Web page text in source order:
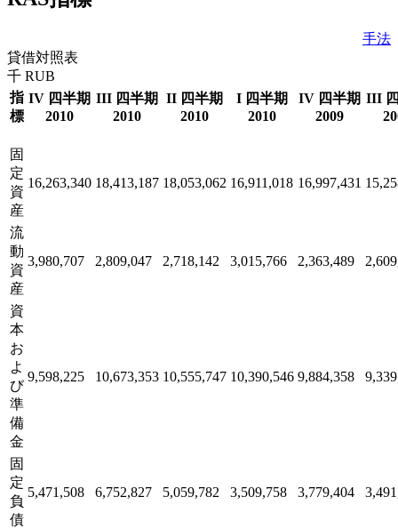
手法
貸借対照表
千 RUB
指
標
IV 四半期
2010
III 四半期
2010
II 四半期
2010
I 四半期
2010
IV 四半期
2009
III
固
定
資
産
16,263,340 18,413,187 18,053,062 16,911,018 16,997,431
流
動
資
産
3,980,707 2,809,047 2,718,142 3,015,766 2,363,489
資
本
お
よ
び
準
備
金
9,598,225 10,673,353 10,555,747 10,390,546 9,884,358
固
定
負
債
5,471,508 6,752,827 5,059,782 3,509,758 3,779,404